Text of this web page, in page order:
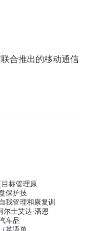
合推出的移动通信
标管理原
保护技
我管理和康复训
尔士艾达·潘恩
车品